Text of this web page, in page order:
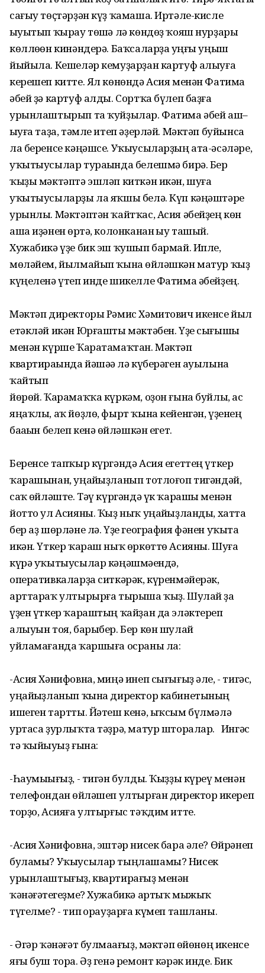
сағыу төҫтәрҙән күҙ ҡамаша. Иртәле-кисле
һыуытып ҡырау төшһә лә көндөҙ ҡояш нурҙары
көллөһөн кинәндерә. Баҡсаларҙа һуңғы уңыш
йыйыла. Кешеләр кемуҙарҙан картуф алыуға
керешеп китте. Ял көнөндә Асия менән Фатима
әбей ҙә картуф алды. Сортҡа бүлеп баҙға
урынлаштырып та ҡуйҙылар. Фатима әбей аш–
һыуға таҙа, тәмле итеп әҙерләй. Мәктәп буйынса
ла беренсе кәңәшсе. Уҡыусыларҙың ата-әсәләре,
уҡытыусылар тураһында белешмә бирә. Бер
ҡыҙы мәктәптә эшләп киткән икән, шуға
уҡытыусыларҙы ла яҡшы белә. Күп кәңәштәре
урынлы. Мәктәптән ҡайтҡас, Асия әбейҙең көн
аша иҙәнен һөртә, колонканан һыу ташый.
Хужабикә үҙе бик эш ҡушып бармай. Ипле,
мөләйем, йылмайып ҡына һөйләшкән матур ҡыҙ
күңеленә үтеп инде шикелле Фатима әбейҙең.
Мәктәп директоры Рәмис Хәмитович икенсе йыл
етәкләй икән Юрғашты мәктәбен. Үҙе сығышы
менән күрше Ҡаратамаҡтан. Мәктәп
квартираһында йәшәһә лә күберәген ауылына
ҡайтып
йөрөй. Ҡарамаҡҡа күркәм, оҙон ғына буйлы, ас
яңаҡлы, аҡ йөҙлө, фырт ҡына кейенгән, үҙенең
баһаһын белеп кенә һөйләшкән егет.
Беренсе тапҡыр күргәндә Асия егеттең үткер
ҡарашынан, уңайһыҙланып тотлоғоп тигәндәй,
саҡ һөйләште. Тәү күргәндә үк ҡарашы менән
йотто ул Асияны. Ҡыҙ ныҡ уңайһыҙланды, хатта
бер аҙ шөрләне лә. Үҙе география фәнен уҡыта
икән. Үткер ҡараш ныҡ өркөттө Асияны. Шуға
күрә уҡытыусылар кәңәшмәһендә,
оперативкаларҙа ситкәрәк, күренмәйерәк,
арттараҡ ултырырға тырыша ҡыҙ. Шулай ҙа
үҙен үткер ҡараштың ҡайҙан да эләктереп
алыуын тоя, барыбер. Бер көн шулай
уйламағанда ҡаршыға осраны ла:
-Асия Хәнифовна, миңә инеп сығығыҙ әле, - тигәс,
уңайһыҙланып ҡына директор кабинетының
ишеген тартты. Йәтеш кенә, ыҡсым бүлмәлә
уртаса ҙурлыҡта тәҙрә, матур шторалар. Ингәс
тә ҡыйыуһыҙ ғына:
-Һаумыһығыҙ, - тигән булды. Ҡыҙҙы күреү менән
телефондан һөйләшеп ултырған директор һикереп
торҙо, Асияға ултырғыс тәҡдим итте.
-Асия Хәнифовна, эштәр нисек бара әле? Өйрәнеп
буламы? Уҡыусылар тыңлашамы? Нисек
урынлаштығыҙ, квартирағыҙ менән
ҡәнәғәтһегеҙме? Хужабикә артыҡ мыжыҡ
түгелме? - тип һорауҙарға күмеп ташланы.
- Әгәр ҡәнәғәт булмаһағыҙ, мәктәп өйөнөң икенсе
яғы буш тора. Әҙ генә ремонт кәрәк инде. Бик